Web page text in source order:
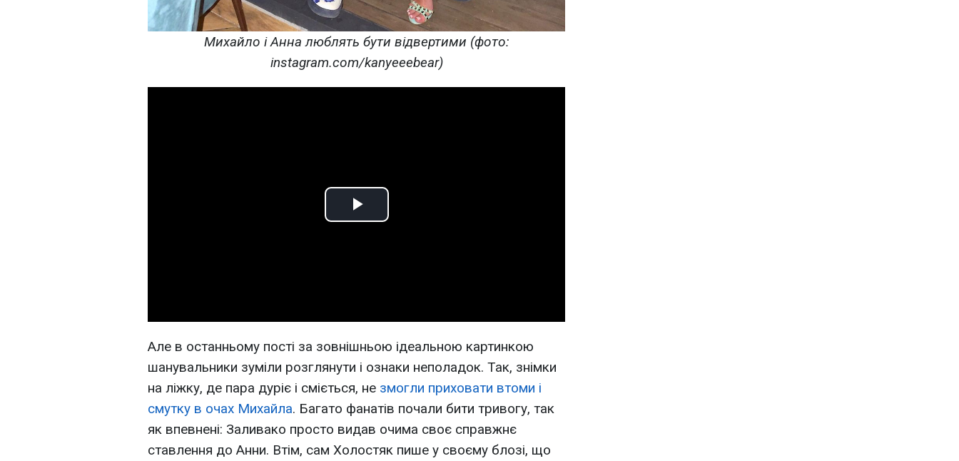
Михайло і Анна люблять бути відвертими (фото:
instagram.com/kanyeeebear)
Play
Але в останньому пості за зовнішньою ідеальною картинкою
шанувальники зуміли розглянути і ознаки неполадок. Так, знімки
на ліжку, де пара дуріє і сміється, не змогли приховати втоми і
смутку в очах Михайла. Багато фанатів почали бити тривогу, так
як впевнені: Заливако просто видав очима своє справжнє
ставлення до Анни. Втім, сам Холостяк пише у своєму блозі, що